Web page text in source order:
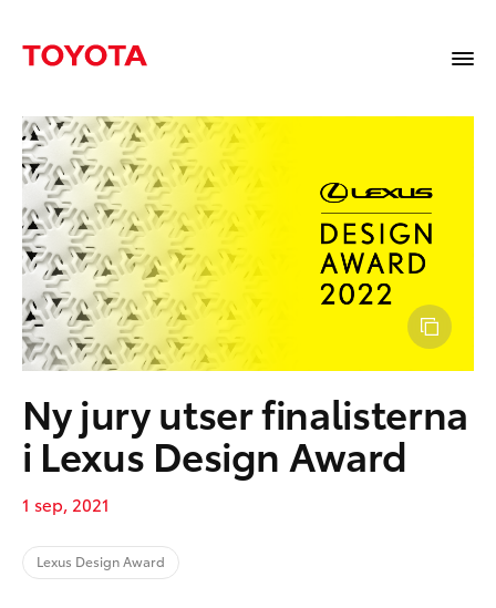
Ny jury utser finalisterna
i Lexus Design Award
1 sep, 2021
Lexus Design Award